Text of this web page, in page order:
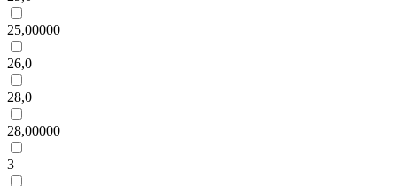
25,00000
26,0
28,0
28,00000
3